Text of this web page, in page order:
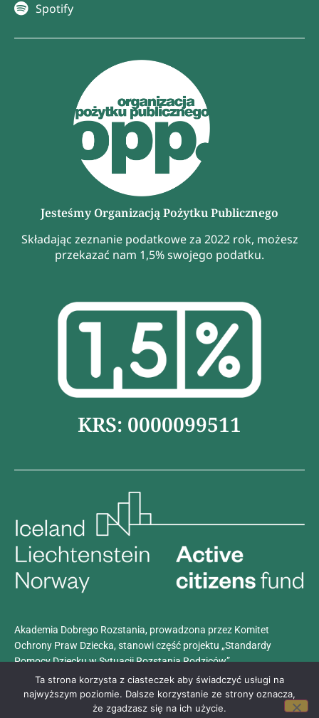
Spotify
Jesteśmy Organizacją Pożytku Publicznego
Składając zeznanie podatkowe za 2022 rok, możesz
przekazać nam 1,5% swojego podatku.
KRS: 0000099511
Akademia Dobrego Rozstania, prowadzona przez Komitet
Ochrony Praw Dziecka, stanowi część projektu „Standardy
Pomocy Dziecku w Sytuacji Rozstania Rodziców”.
Projekt realizowany jest z dotacji programuAktywni Obywatele –
Fundusz Krajowy, finansowanego przez Islandię, Liechtenstein i
Norwegię w ramach Funduszy EOG.
Ta strona korzysta z ciasteczek aby świadczyć usługi na
najwyższym poziomie. Dalsze korzystanie ze strony oznacza,
że zgadzasz się na ich użycie.